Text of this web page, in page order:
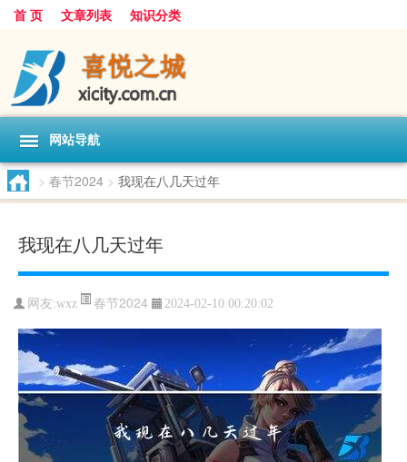
首 页 文章列表 知识分类
网站导航
> 春节2024 > 我现在八几天过年
我现在八几天过年
网友:wxz 春节2024 2024-02-10 00:20:02